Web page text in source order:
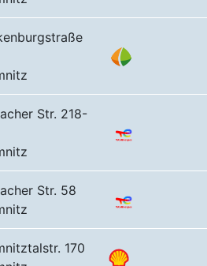
Str. 218-
Str. 58
170